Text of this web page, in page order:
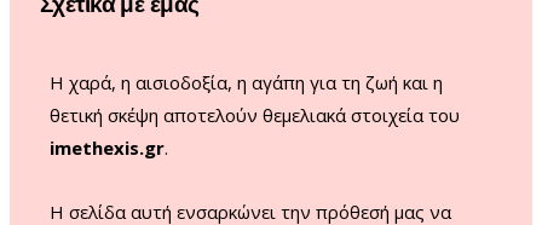
Η χαρά, η αισιοδοξία, η αγάπη για τη ζωή και η
θετική σκέψη αποτελούν θεμελιακά στοιχεία του
imethexis.gr.
H σελίδα αυτή ενσαρκώνει την πρόθεσή μας να